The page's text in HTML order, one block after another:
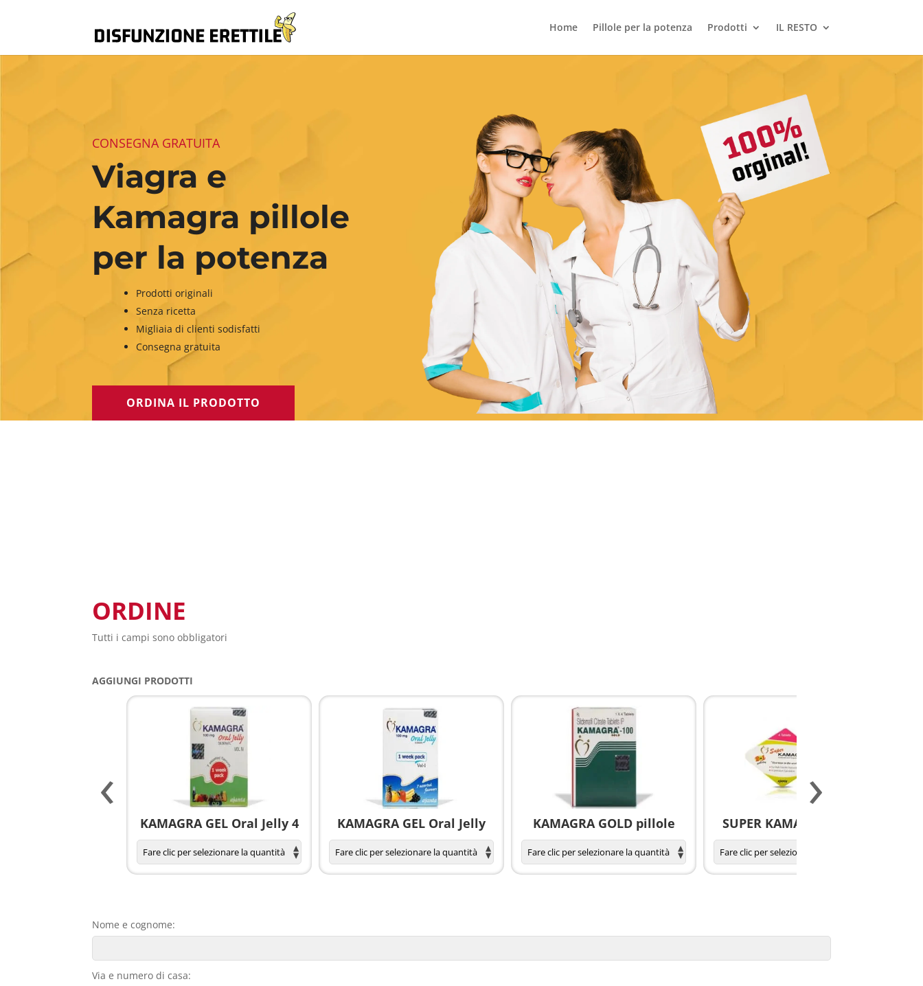
Home Pillole per la potenza Prodotti IL RESTO
CONSEGNA GRATUITA
Viagra e
Kamagra pillole
per la potenza
Prodotti originali
Senza ricetta
Migliaia di clienti sodisfatti
Consegna gratuita
ORDINA IL PRODOTTO
ORDINE
Tutti i campi sono obbligatori
AGGIUNGI PRODOTTI
KAMAGRA GEL Oral Jelly 4 KAMAGRA GEL Oral Jelly KAMAGRA GOLD pillole SUPER KAMAGRA pillole
‹ ›
Nome e cognome:
Via e numero di casa: